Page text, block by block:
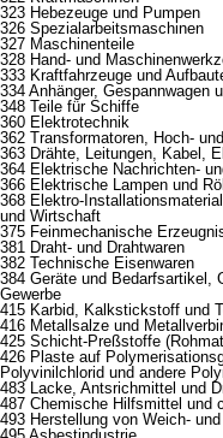
323 Hebezeuge und Pumpen
326 Spezialarbeitsmaschinen
327 Maschinenteile
328 Hand- und
333 Kraftfahrzeuge und
334 Anhänger, Gespannwagen
348 Teile für Schiffe
360 Elektrotechnik
362 Transformatoren, Hoch-
363 Drähte, Leitungen, Kabel,
364 Elektrische Nachrichten-
366 Elektrische Lampen und
368 Elektro-
und Wirtschaft
375 Feinmechanische
381 Draht- und Drahtwaren
382 Technische Eisenwaren
384 Geräte und Bedarfsartikel,
Gewerbe
415 Karbid, Kalkstickstoff und
416 Metallsalze und
425 Schicht-Preßstoffe
426 Plaste auf
Polyvinilchlorid und andere
483 Lacke, Antsrichmittel und
487 Chemische Hilfsmittel und
493 Herstellung von Weich-